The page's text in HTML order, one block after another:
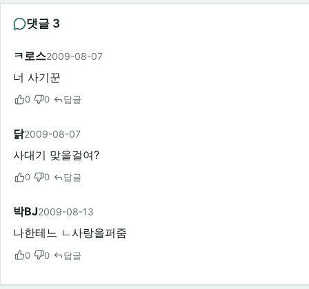
댓글 3
ㅋ로스2009-08-07
너 사기꾼
0 0 답글
닭­2009-08-07
사대기 맞을걸여?
0 0 답글
박BJ2009-08-13
나한테느 ㄴ사랑을퍼줌
0 0 답글